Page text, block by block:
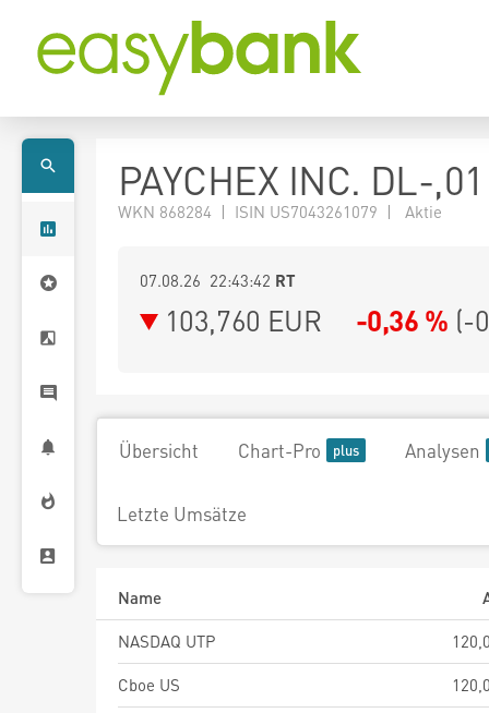
PAYCHEX INC. DL-,01
WKN 868284 | ISIN US7043261079 | Aktie
07.08.26 22:43:42 RT
103,760 EUR -0,36 % (-
Übersicht Chart-Pro Analysen
Letzte Umsätze
Name
NASDAQ UTP
Cboe US